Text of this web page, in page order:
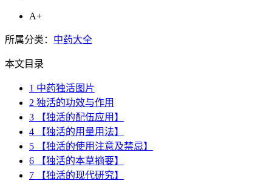
A+
所属分类： 中药大全
本文目录
1 中药独活图片
2 独活的功效与作用
3 【独活的配伍应用】
4 【独活的用量用法】
5 【独活的使用注意及禁忌】
6 【独活的本草摘要】
7 【独活的现代研究】